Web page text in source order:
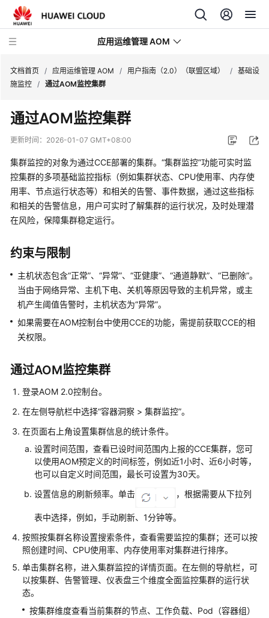
应用运维管理 AOM
最
新
动
产
品
介
绍
费
说
明
快
速
入
用
户
南
最
考
SDK
参
考
文档首页 / 应用运维管理 AOM / 用户指南（2.0）（联盟区域） / 基础设
施监控 / 通过AOM监控集群
通过AOM监控集群
更新时间： 2026-01-07 GMT+08:00
集群监控的对象为通过CCE部署的集群。“集群监控”功能可实时监
控集群的多项基础监控指标（例如集群状态、CPU使用率、内存使
用率、节点运行状态等）和相关的告警、事件数据，通过这些指标
和相关的告警信息，用户可实时了解集群的运行状况，及时处理潜
在风险，保障集群稳定运行。
约束与限制
主机状态包含“正常”、“异常”、“亚健康”、“通道静默”、“已删除”。
当由于网络异常、主机下电、关机等原因导致的主机异常，或主
机产生阈值告警时，主机状态为“异常”。
如果需要在AOM控制台中使用CCE的功能，需提前获取CCE的相
关权限。
通过AOM监控集群
登录AOM 2.0控制台。
在左侧导航栏中选择“容器洞察 > 集群监控”。
在页面右上角设置集群信息的统计条件。
设置时间范围，查看已设时间范围内上报的CCE集群，您可
以使用AOM预定义的时间标签，例如近1小时、近6小时等，
也可以自定义时间范围，最长可设置为30天。
设置信息的刷新频率。单击
，根据需要从下拉列
表中选择，例如，手动刷新、1分钟等。
按照按集群名称设置搜索条件，查看需要监控的集群；还可以按
照创建时间、CPU使用率、内存使用率对集群进行排序。
单击集群名称，进入集群监控的详情页面。在左侧的导航栏，可
以按集群、告警管理、仪表盘三个维度全面监控集群的运行状
态。
按集群维度查看当前集群的节点、工作负载、Pod（容器组）